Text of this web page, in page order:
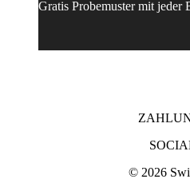
Gratis Probemuster mit jeder
© 2026